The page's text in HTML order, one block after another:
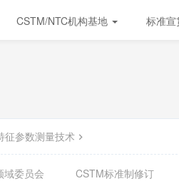
CSTM/NTC机构基地 标准宣
征参数测量技术
域委员会 CSTM标准制修订